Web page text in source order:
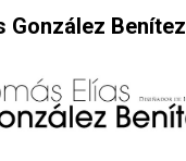
González Benítez